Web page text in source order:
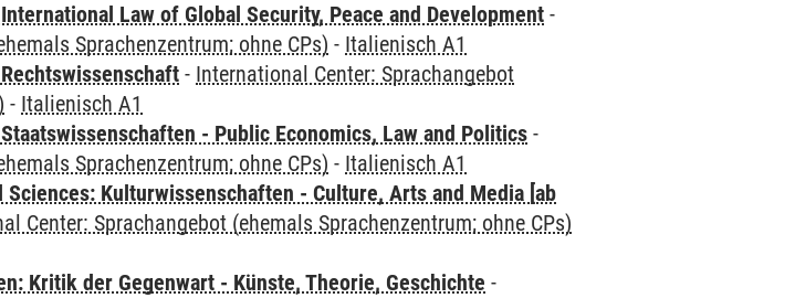
Law of Global Security, Peace and Development -
Sprachenzentrum; ohne CPs) - Italienisch A1
- International Center: Sprachangebot
- Italienisch A1
- Public Economics, Law and Politics -
Sprachenzentrum; ohne CPs) - Italienisch A1
Kulturwissenschaften - Culture, Arts and Media [ab
Center: Sprachangebot (ehemals Sprachenzentrum; ohne CPs)
Kritik der Gegenwart - Künste, Theorie, Geschichte -